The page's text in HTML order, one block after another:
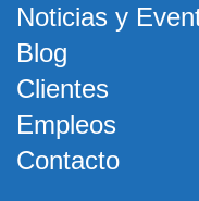
Noticias y
Blog
Clientes
Empleos
Contacto